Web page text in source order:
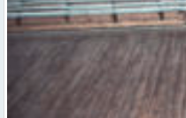
Valmiera gatava teātra
festivāla nedēļa